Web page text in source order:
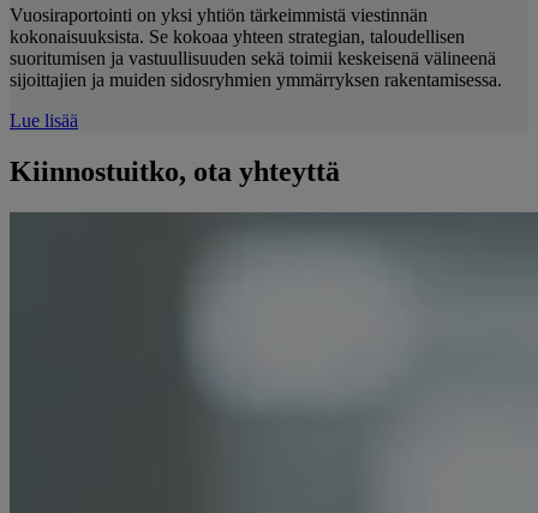
Vuosiraportointi on yksi yhtiön tärkeimmistä viestinnän
kokonaisuuksista. Se kokoaa yhteen strategian, taloudellisen
suoritumisen ja vastuullisuuden sekä toimii keskeisenä välineenä
sijoittajien ja muiden sidosryhmien ymmärryksen rakentamisessa.
Lue lisää
Kiinnostuitko, ota yhteyttä